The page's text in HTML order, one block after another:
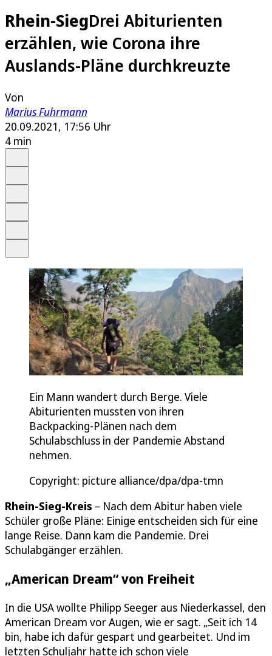
Rhein-SiegDrei Abiturienten
erzählen, wie Corona ihre
Auslands-Pläne durchkreuzte
Von
Marius Fuhrmann
20.09.2021, 17:56 Uhr
4 min
Ein Mann wandert durch Berge. Viele
Abiturienten mussten von ihren
Backpacking-Plänen nach dem
Schulabschluss in der Pandemie Abstand
nehmen.
Copyright: picture alliance/dpa/dpa-tmn
Rhein-Sieg-Kreis – Nach dem Abitur haben viele
Schüler große Pläne: Einige entscheiden sich für eine
lange Reise. Dann kam die Pandemie. Drei
Schulabgänger erzählen.
„American Dream“ von Freiheit
In die USA wollte Philipp Seeger aus Niederkassel, den
American Dream vor Augen, wie er sagt. „Seit ich 14
bin, habe ich dafür gespart und gearbeitet. Und im
letzten Schuljahr hatte ich schon viele